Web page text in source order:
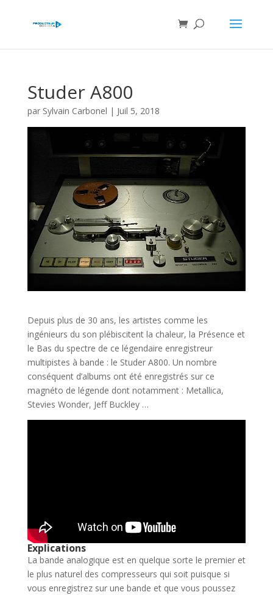
Studer A800
par Sylvain Carbonel | Juil 5, 2018
Depuis plus de 30 ans, les artistes comme les
ingénieurs du son plébiscitent la chaleur, la Présence et
le Bas du spectre de ce légendaire enregistreur
multipistes à bande : le Studer A800. Un nombre
conséquent d’albums ont été enregistrés sur ce
magnéto de légende dont notamment : Metallica,
Stevies Wonder, Jeff Buckley …
Explications
La bande analogique est en quelque sorte le premier et
le plus naturel des compresseurs qui soit puisque si
vous enregistrez sur une bande et que vous poussez